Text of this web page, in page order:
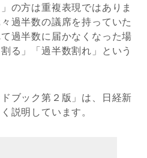
の方は重複表現ではありま
過半数の議席を持っていた
過半数に届かなくなった場
る」「過半数割れ」という
ブック第２版」は、日経新
説明しています。